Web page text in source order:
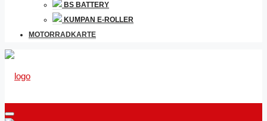
BS BATTERY
KUMPAN E-ROLLER
MOTORRADKARTE